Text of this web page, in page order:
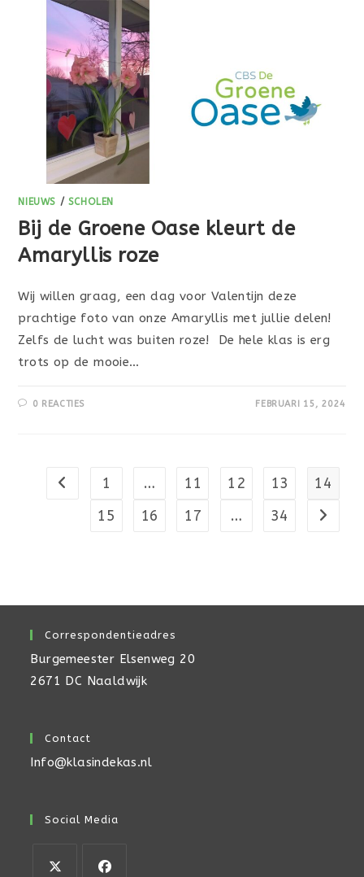
NIEUWS / SCHOLEN
Bij de Groene Oase kleurt de
Amaryllis roze
Wij willen graag, een dag voor Valentijn deze
prachtige foto van onze Amaryllis met jullie delen!
Zelfs de lucht was buiten roze! De hele klas is erg
trots op de mooie…
0 REACTIES FEBRUARI 15, 2024
Naar vorige pagina
1 … 11 12 13
14
15
16 17 … 34 Naar
Correspondentieadres
Burgemeester Elsenweg 20
2671 DC Naaldwijk
Contact
Info@klasindekas.nl
Social Media